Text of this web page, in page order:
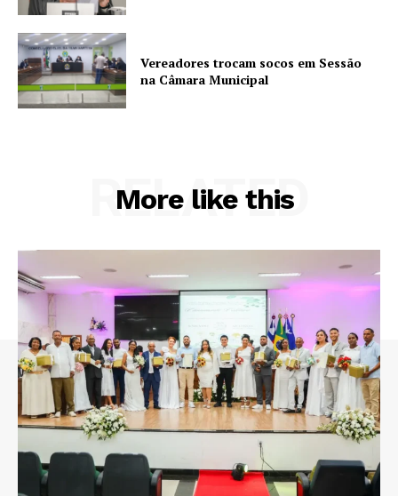
Vereadores trocam socos em Sessão
na Câmara Municipal
More like this
RELATED